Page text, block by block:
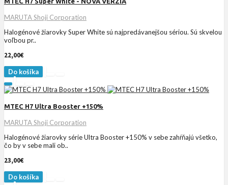
MARUTA Shoji Corporation
Halogénové žiarovky Super White sú najpredávanejšou sériou. Sú skvelou
voľbou pr..
22,00€
Do košíka
MTEC H7 Ultra Booster +150%
MARUTA Shoji Corporation
Halogénové žiarovky série Ultra Booster +150% v sebe zahŕňajú všetko,
čo by v sebe mali ob..
23,00€
Do košíka